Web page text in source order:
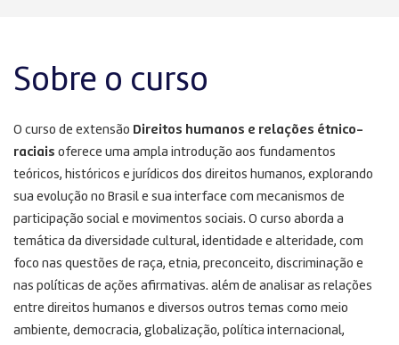
Sobre o curso
O curso de extensão Direitos humanos e relações étnico-
raciais oferece uma ampla introdução aos fundamentos
teóricos, históricos e jurídicos dos direitos humanos, explorando
sua evolução no Brasil e sua interface com mecanismos de
participação social e movimentos sociais. O curso aborda a
temática da diversidade cultural, identidade e alteridade, com
foco nas questões de raça, etnia, preconceito, discriminação e
nas políticas de ações afirmativas. além de analisar as relações
entre direitos humanos e diversos outros temas como meio
ambiente, democracia, globalização, política internacional,